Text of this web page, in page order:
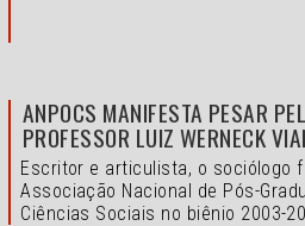
ANPOCS MANIFESTA PESAR
PROFESSOR LUIZ WERNECK
Escritor e articulista, o sociólogo
Associação Nacional de Pós-
Ciências Sociais no biênio 2003-